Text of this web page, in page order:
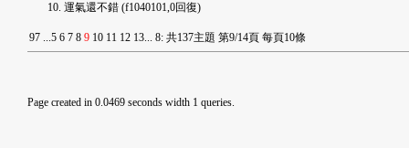
運氣還不錯 (f1040101,0回復)
97 ...5 6 7 8 9 10 11 12 13... 8: 共137主題 第9/14頁 每頁10條
Page created in 0.0469 seconds width 1 queries.